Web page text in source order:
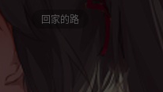
回家的路